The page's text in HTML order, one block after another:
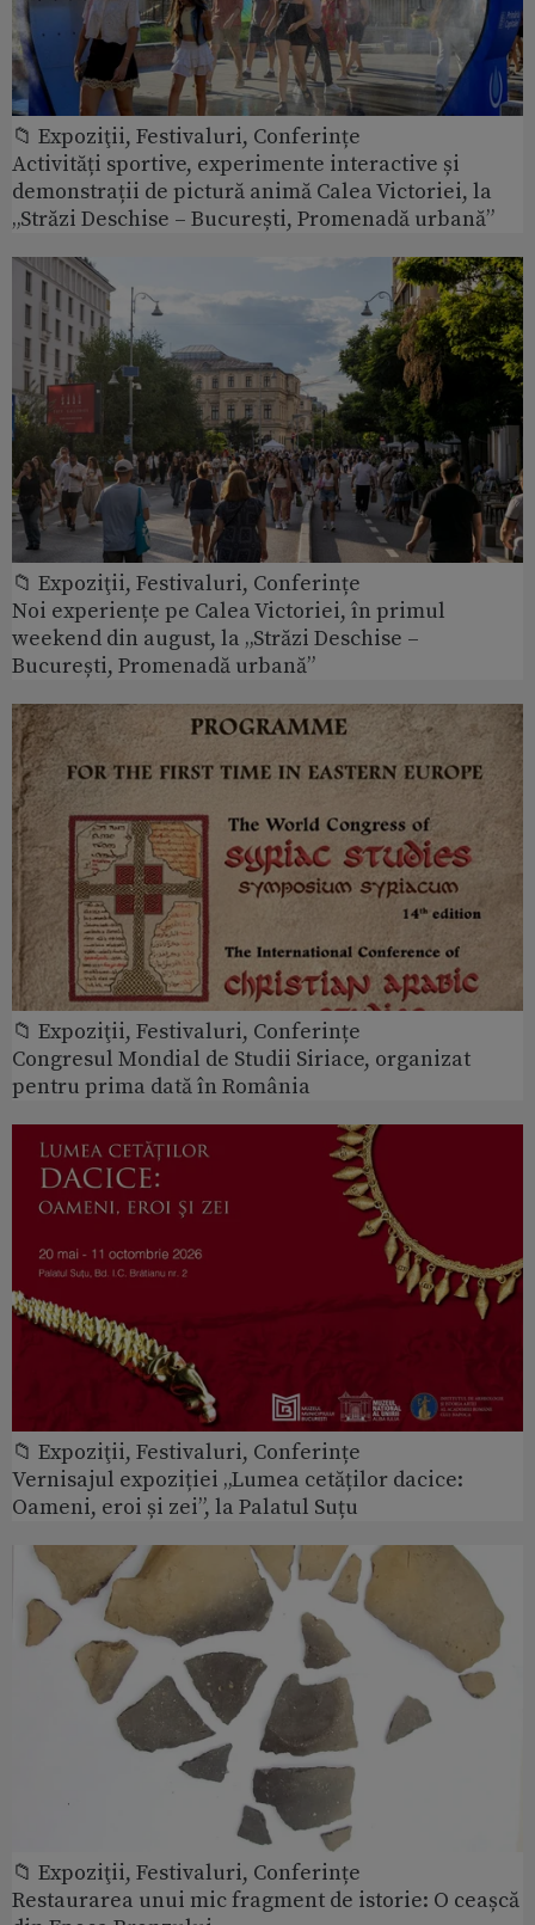
📁 Expoziţii, Festivaluri, Conferințe
Activități sportive, experimente interactive și
demonstrații de pictură animă Calea Victoriei, la
„Străzi Deschise – București, Promenadă urbană”
📁 Expoziţii, Festivaluri, Conferințe
Noi experiențe pe Calea Victoriei, în primul
weekend din august, la „Străzi Deschise –
București, Promenadă urbană”
📁 Expoziţii, Festivaluri, Conferințe
Congresul Mondial de Studii Siriace, organizat
pentru prima dată în România
📁 Expoziţii, Festivaluri, Conferințe
Vernisajul expoziției „Lumea cetăților dacice:
Oameni, eroi și zei”, la Palatul Suțu
📁 Expoziţii, Festivaluri, Conferințe
Restaurarea unui mic fragment de istorie: O ceașcă